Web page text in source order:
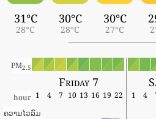
31°C
28°C
30°C
28°C
30°C
27°C
PM2.5
Friday 7
hour 1 4 7 10 13 16 19 22 1 4
ຄວາມໄວລົມ